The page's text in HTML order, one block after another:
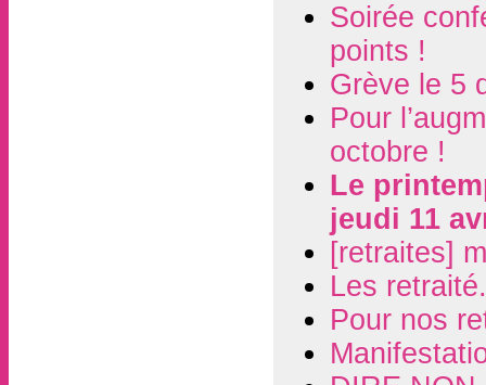
Soirée
points !
Grève le 5
Pour
octobre !
Le
jeudi 11
[retraites]
Les
Pour nos